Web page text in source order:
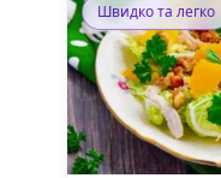
Швидко та легко